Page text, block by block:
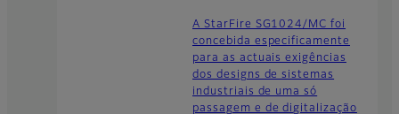
A StarFire SG1024/MC foi
concebida especificamente
para as actuais exigências
dos designs de sistemas
industriais de uma só
passagem e de digitalização